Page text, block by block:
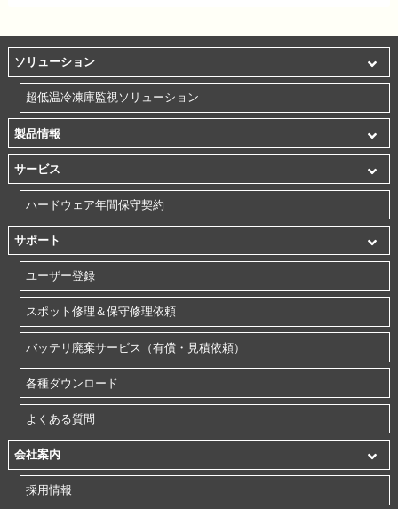
ソリューション
超低温冷凍庫監視ソリューション
製品情報
サービス
ハードウェア年間保守契約
サポート
ユーザー登録
スポット修理＆保守修理依頼
バッテリ廃棄サービス（有償・見積依頼）
各種ダウンロード
よくある質問
会社案内
採用情報